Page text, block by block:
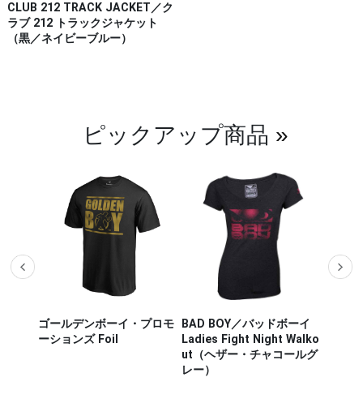
CLUB 212 TRACK JACKET／ク
ラブ 212 トラックジャケット
（黒／ネイビーブルー）
ピックアップ商品 »
ゴールデンボーイ・プロモ
ーションズ Foil
BAD BOY／バッドボーイ
Ladies Fight Night Walko
ut（ヘザー・チャコールグ
レー）